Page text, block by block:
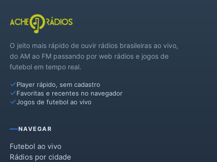
Timbó Grande
Três Barras
O jeito mais rápido de ouvir rádios brasileiras ao vivo,
do AM ao FM passando por web rádios e jogos de
futebol em tempo real.
Player rápido, sem cadastro
Favoritas e recentes no navegador
Jogos de futebol ao vivo
NAVEGAR
Futebol ao vivo
Rádios por cidade